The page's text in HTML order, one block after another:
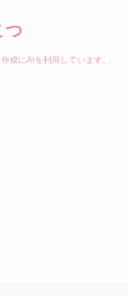
つ
成にAIを利用しています。